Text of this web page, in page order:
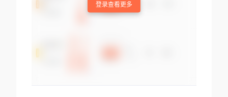
登录查看更多